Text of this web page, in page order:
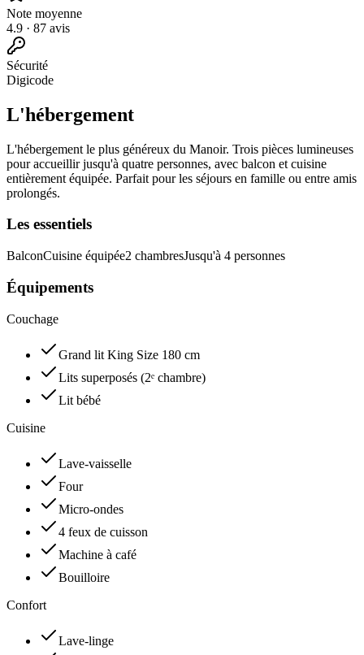
Note moyenne
4.9 · 87 avis
Sécurité
Digicode
L'hébergement
L'hébergement le plus généreux du Manoir. Trois pièces lumineuses
pour accueillir jusqu'à quatre personnes, avec balcon et cuisine
entièrement équipée. Parfait pour les séjours en famille ou entre amis
prolongés.
Les essentiels
BalconCuisine équipée2 chambresJusqu'à 4 personnes
Équipements
Couchage
Grand lit King Size 180 cm
Lits superposés (2ᵉ chambre)
Lit bébé
Cuisine
Lave-vaisselle
Four
Micro-ondes
4 feux de cuisson
Machine à café
Bouilloire
Confort
Lave-linge